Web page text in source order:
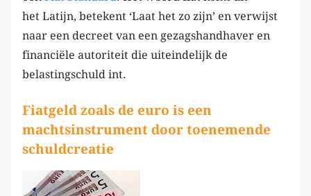
het Latijn, betekent ‘Laat het zo zijn’ en verwijst
naar een decreet van een gezagshandhaver en
financiële autoriteit die uiteindelijk de
belastingschuld int.
Fiatgeld zoals de euro is een
machtsinstrument door toenemende
schuldcreatie